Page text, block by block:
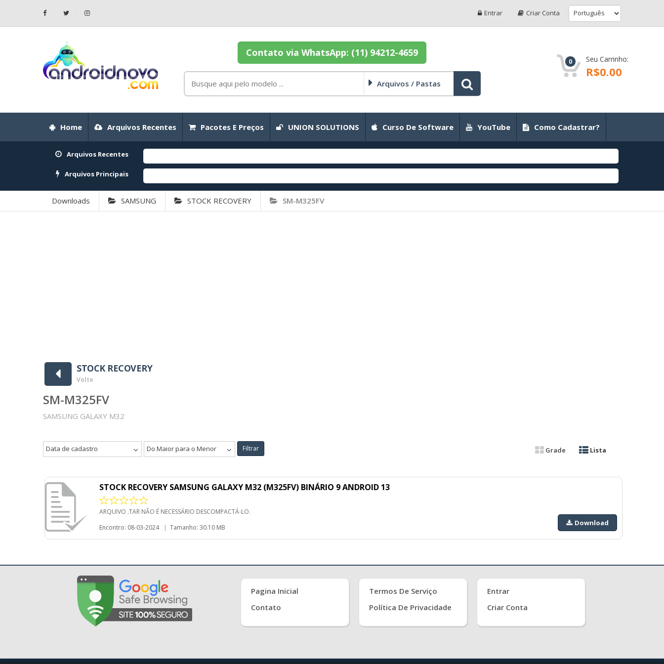
Entrar Criar Conta
Contato via WhatsApp: (11) 94212-4659
Arquivos / Pastas
0 Seu Carrinho:
R$0.00
Home Arquivos Recentes Pacotes E Preços UNION SOLUTIONS Curso De Software YouTube Como Cadastrar?
Arquivos Recentes
Arquivos Principais
Downloads SAMSUNG STOCK RECOVERY SM-M325FV
STOCK RECOVERY
Volte
SM-M325FV
SAMSUNG GALAXY M32
Data de cadastro Do Maior para o Menor Filtrar Grade Lista
STOCK RECOVERY SAMSUNG GALAXY M32 (M325FV) BINÁRIO 9 ANDROID 13
ARQUIVO .TAR NÃO É NECESSÁRIO DESCOMPACTÁ-LO.
Encontro: 08-03-2024
| Tamanho: 30.10 MB
Download
Pagina Inicial
Contato
Termos De Serviço
Política De Privacidade
Entrar
Criar Conta